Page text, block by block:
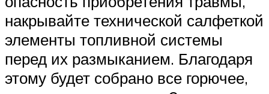
накрывайте технической салфеткой
элементы топливной системы
перед их размыканием. Благодаря
этому будет собрано все горючее,